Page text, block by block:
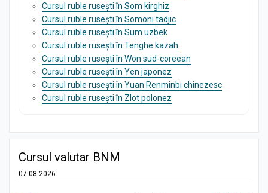
Cursul ruble rusești în Som kirghiz
Cursul ruble rusești în Somoni tadjic
Cursul ruble rusești în Sum uzbek
Cursul ruble rusești în Tenghe kazah
Cursul ruble rusești în Won sud-coreean
Cursul ruble rusești în Yen japonez
Cursul ruble rusești în Yuan Renminbi chinezesc
Cursul ruble rusești în Zlot polonez
Cursul valutar BNM
07.08.2026